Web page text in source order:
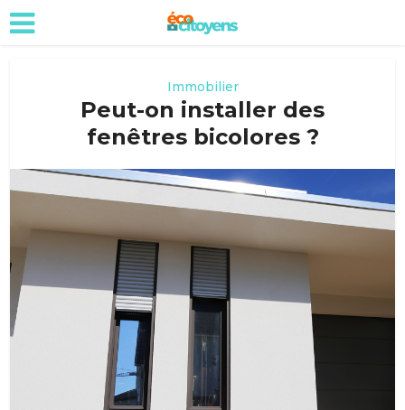
Immobilier
Peut-on installer des
fenêtres bicolores ?